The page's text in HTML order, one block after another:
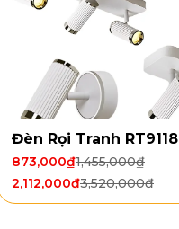
Đèn Rọi Tranh RT9118
1,455,000₫
873,000₫
3,520,000₫
2,112,000₫